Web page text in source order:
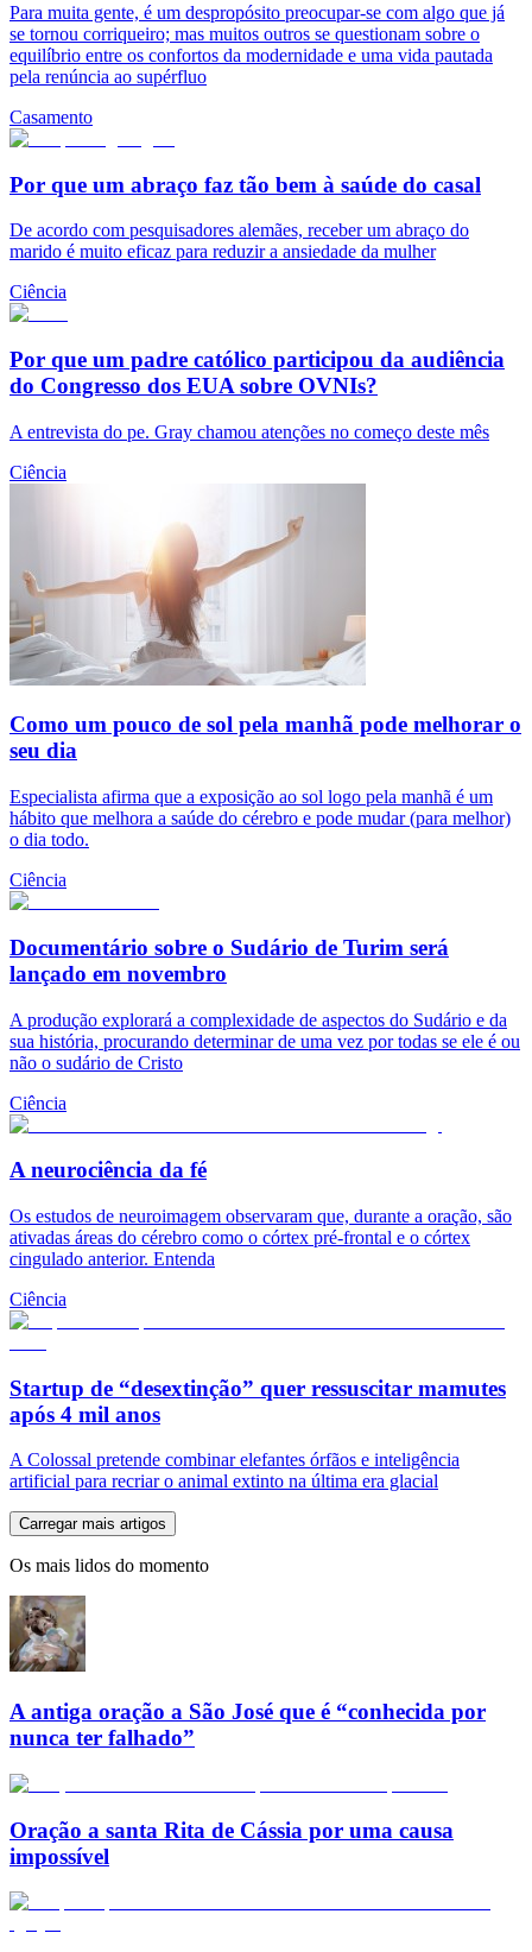
Para muita gente, é um despropósito preocupar-se com algo que já
se tornou corriqueiro; mas muitos outros se questionam sobre o
equilíbrio entre os confortos da modernidade e uma vida pautada
pela renúncia ao supérfluo
Casamento
Por que um abraço faz tão bem à saúde do casal
De acordo com pesquisadores alemães, receber um abraço do
marido é muito eficaz para reduzir a ansiedade da mulher
Ciência
Por que um padre católico participou da audiência
do Congresso dos EUA sobre OVNIs?
A entrevista do pe. Gray chamou atenções no começo deste mês
Ciência
Como um pouco de sol pela manhã pode melhorar o
seu dia
Especialista afirma que a exposição ao sol logo pela manhã é um
hábito que melhora a saúde do cérebro e pode mudar (para melhor)
o dia todo.
Ciência
Documentário sobre o Sudário de Turim será
lançado em novembro
A produção explorará a complexidade de aspectos do Sudário e da
sua história, procurando determinar de uma vez por todas se ele é ou
não o sudário de Cristo
Ciência
A neurociência da fé
Os estudos de neuroimagem observaram que, durante a oração, são
ativadas áreas do cérebro como o córtex pré-frontal e o córtex
cingulado anterior. Entenda
Ciência
Startup de “desextinção” quer ressuscitar mamutes
após 4 mil anos
A Colossal pretende combinar elefantes órfãos e inteligência
artificial para recriar o animal extinto na última era glacial
Carregar mais artigos
Os mais lidos do momento
A antiga oração a São José que é “conhecida por
nunca ter falhado”
Oração a santa Rita de Cássia por uma causa
impossível